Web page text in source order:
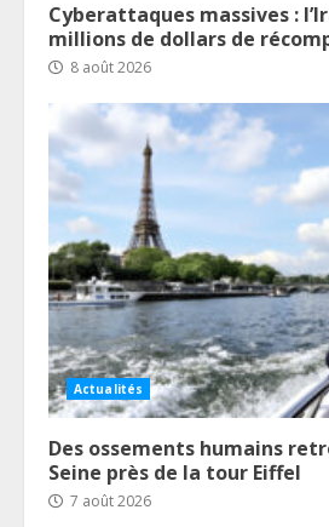
Cyberattaques massives :
millions de dollars de
8 août 2026
Actualités
Des ossements humains
Seine près de la tour Eiffel
7 août 2026